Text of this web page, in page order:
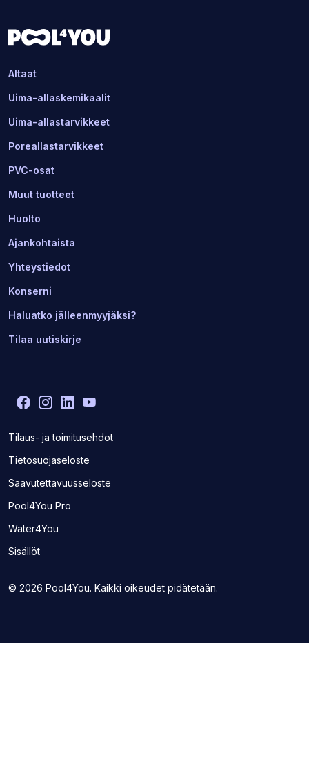
Altaat
Uima-allaskemikaalit
Uima-allastarvikkeet
Poreallastarvikkeet
PVC-osat
Muut tuotteet
Huolto
Ajankohtaista
Yhteystiedot
Konserni
Haluatko jälleenmyyjäksi?
Tilaa uutiskirje
© 2026 Pool4You. Kaikki oikeudet pidätetään.
Tilaus- ja toimitusehdot
Tietosuojaseloste
Saavutettavuusseloste
Pool4You Pro
Water4You
välilehdelle)
Sisällöt
Facebook
(Avaa
sivuston
uudelle
välilehdelle)
Instagram
(Avaa
sivuston
välilehdelle)
LinkedIn
(Avaa
sivuston
välilehdelle)
sivuston